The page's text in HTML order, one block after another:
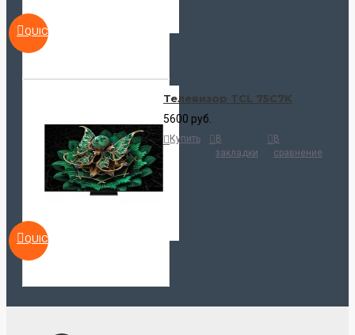
QUICKVIEW
QUICKVIEW
Телевизор TCL 75C7K
5600 руб.
Купить
В
закладки
В
сравнение